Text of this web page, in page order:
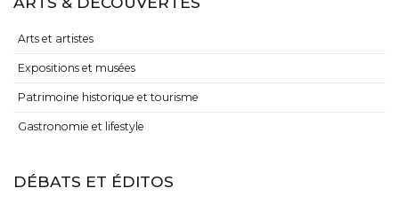
Arts et artistes
Expositions et musées
Patrimoine historique et tourisme
Gastronomie et lifestyle
DÉBATS ET ÉDITOS